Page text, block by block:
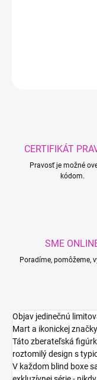
CERTIFIKÁT
Pravosť je možné
kódom.
SME
Poradíme, pomôžeme,
Objav jedinečnú
Mart a ikonickej
Táto zberateľská
roztomilý design s
V každom blind boxe